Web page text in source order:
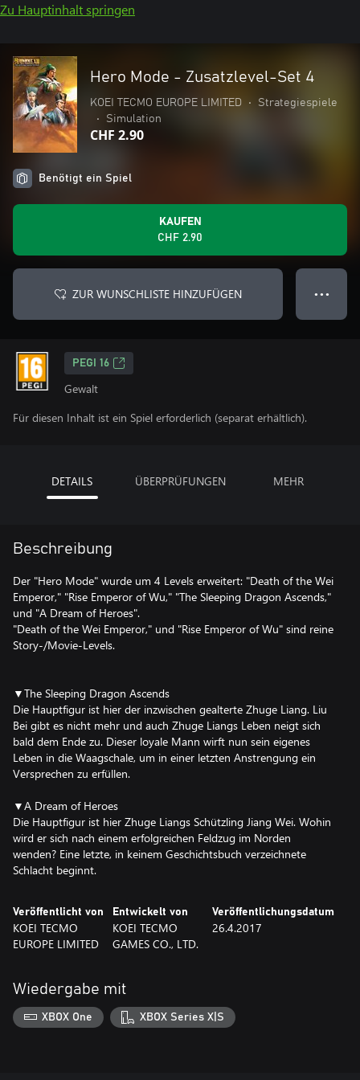
Zu Hauptinhalt springen
Hero Mode - Zusatzlevel-Set 4
KOEI TECMO EUROPE LIMITED •
Strategiespiele
•
Simulation
CHF 2.90
Benötigt ein Spiel
KAUFEN
CHF 2.90
ZUR WUNSCHLISTE HINZUFÜGEN ● ● ●
PEGI 16
Gewalt
Für diesen Inhalt ist ein Spiel erforderlich (separat erhältlich).
DETAILS ÜBERPRÜFUNGEN MEHR
Beschreibung
Der "Hero Mode" wurde um 4 Levels erweitert: "Death of the Wei
Emperor," "Rise Emperor of Wu," "The Sleeping Dragon Ascends,"
und "A Dream of Heroes".
"Death of the Wei Emperor," und "Rise Emperor of Wu" sind reine
Story-/Movie-Levels.
▼The Sleeping Dragon Ascends
Die Hauptfigur ist hier der inzwischen gealterte Zhuge Liang. Liu
Bei gibt es nicht mehr und auch Zhuge Liangs Leben neigt sich
bald dem Ende zu. Dieser loyale Mann wirft nun sein eigenes
Leben in die Waagschale, um in einer letzten Anstrengung ein
Versprechen zu erfüllen.
▼A Dream of Heroes
Die Hauptfigur ist hier Zhuge Liangs Schützling Jiang Wei. Wohin
wird er sich nach einem erfolgreichen Feldzug im Norden
wenden? Eine letzte, in keinem Geschichtsbuch verzeichnete
Schlacht beginnt.
Veröffentlicht von
KOEI TECMO
EUROPE LIMITED
Entwickelt von
KOEI TECMO
GAMES CO., LTD.
Veröffentlichungsdatum
26.4.2017
Wiedergabe mit
XBOX One XBOX Series X|S